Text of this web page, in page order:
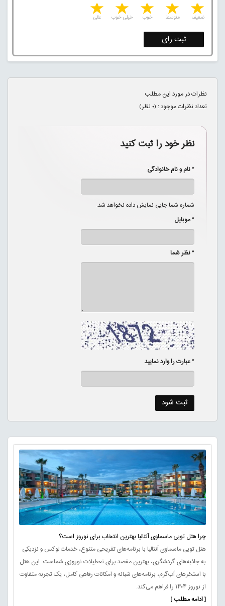
4 stars 3 stars 2 stars 1 star عالی خیلی خوب خوب متوسط ضعیف
ثبت رای
نظرات در مورد این مطلب
تعداد نظرات موجود : (۰نظر)
نظر خود را ثبت کنید
* نام و نام خانوادگی
شماره شما جایی نمایش داده نخواهد شد.
* موبایل
* نظر شما
* عبارت را وارد نمایید
چرا هتل تویی ماسماوی آنتالیا بهترین انتخاب برای نوروز است؟
هتل تویی ماسماوی آنتالیا با برنامه‌های تفریحی متنوع، خدمات لوکس و نزدیکی
به جاذبه‌های گردشگری، بهترین مقصد برای تعطیلات نوروزی شماست. این هتل
با استخرهای آب‌گرم، برنامه‌های شبانه و امکانات رفاهی کامل، یک تجربه متفاوت
از نوروز ۱۴۰۴ را فراهم می‌کند.
[ ادامه مطلب ]